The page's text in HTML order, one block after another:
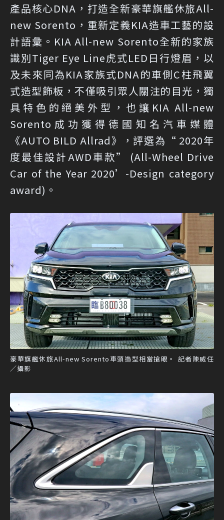
產品核心DNA，打造全新豪華旗艦休旅All-
new Sorento，重新定義KIA造車工藝的設
計語彙。KIA All-new Sorento全新的家族
識別Tiger Eye Line虎式LED日行燈眉，以
及未來同為KIA家族式DNA的車側C柱飛翼
式造型飾板，不僅吸引眾人關注的目光，獨
具特色的絕美外型，也讓KIA All-new
Sorento成功獲得德國知名汽車媒體
《AUTO BILD Allrad》，評選為“ 2020年
度最佳設計AWD車款” (All-Wheel Drive
Car of the Year 2020’-Design category
award)。
豪華旗艦休旅All-new Sorento車頭造型相當搶眼。 記者陳威任
／攝影